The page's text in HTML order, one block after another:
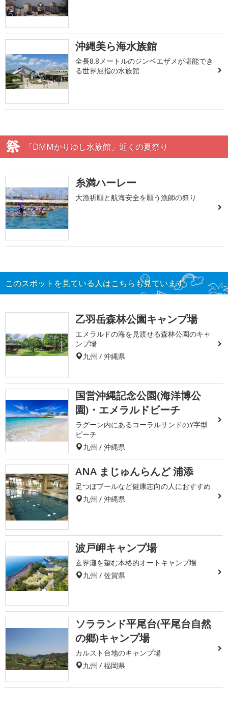
沖縄美ら海水族館
全長8.8メートルのジンベエザメが堪能でき
る世界屈指の水族館
「DMMかりゆし水族館」近くの夏祭り
糸満ハーレー
大漁祈願と航海安全を願う漁師の祭り
このスポットを見ている人はこちらも見ています
乙羽岳森林公園キャンプ場
エメラルドの海を見渡せる森林公園のキャ
ンプ場
九州 / 沖縄県
国営沖縄記念公園(海洋博公
園)・エメラルドビーチ
ラグーン内にあるコーラルサンドのY字型
ビーチ
九州 / 沖縄県
ANA まじゅんらんど 浦添
足つぼプールなど健康志向の人におすすめ
九州 / 沖縄県
波戸岬キャンプ場
玄界灘を望む本格的オートキャンプ場
九州 / 佐賀県
ソラランド平尾台(平尾台自然
の郷)キャンプ場
カルスト台地のキャンプ場
九州 / 福岡県